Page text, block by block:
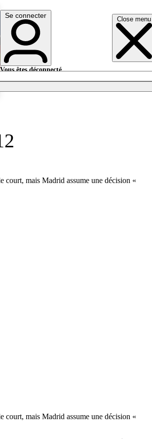
Close menu
English
Deutsch
Se connecter
Vous êtes déconnecté.
court, mais Madrid assume une décision «
court, mais Madrid assume une décision «